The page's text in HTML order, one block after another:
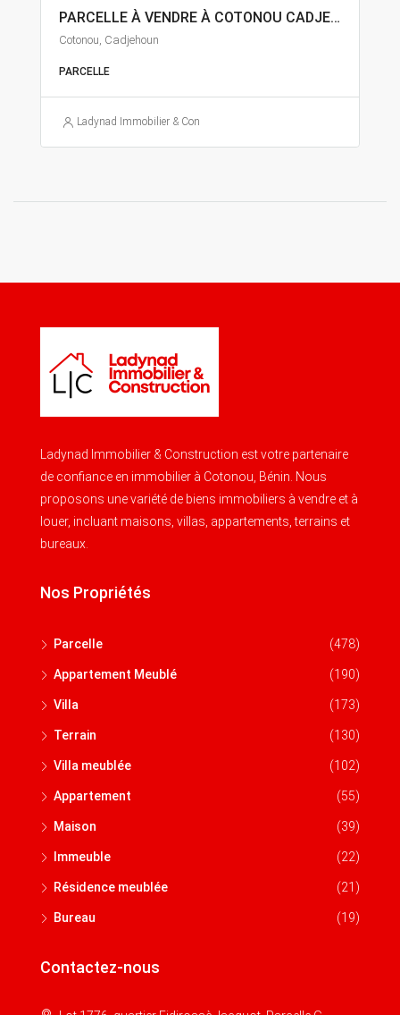
PARCELLE À VENDRE À COTONOU CADJEHOUN
Cotonou, Cadjehoun
PARCELLE
Ladynad Immobilier & Construction
Ladynad Immobilier & Construction est votre partenaire
de confiance en immobilier à Cotonou, Bénin. Nous
proposons une variété de biens immobiliers à vendre et à
louer, incluant maisons, villas, appartements, terrains et
bureaux.
Nos Propriétés
Parcelle (478)
Appartement Meublé (190)
Villa (173)
Terrain (130)
Villa meublée (102)
Appartement (55)
Maison (39)
Immeuble (22)
Résidence meublée (21)
Bureau (19)
Contactez-nous